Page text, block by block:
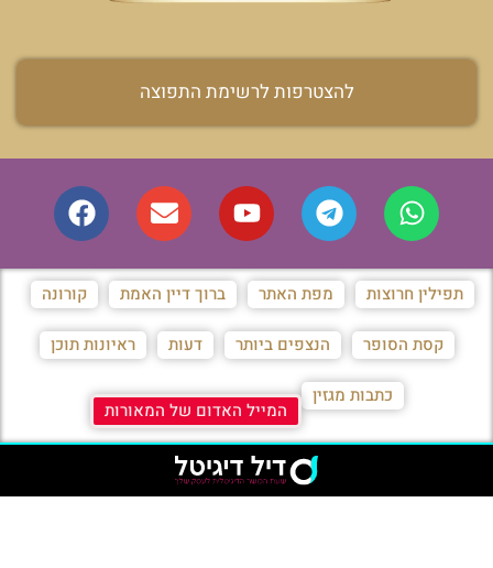
להצטרפות לרשימת התפוצה
תפילין חרוצות מפת האתר ברוך דיין האמת קורונה
קסת הסופר הנצפים ביותר דעות ראיונות תוכן
כתבות מגזין
המייל האדום של המאורות